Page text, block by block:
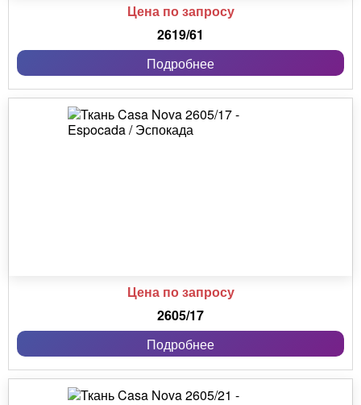
Цена по запросу
2619/61
Подробнее
Цена по запросу
2605/17
Подробнее